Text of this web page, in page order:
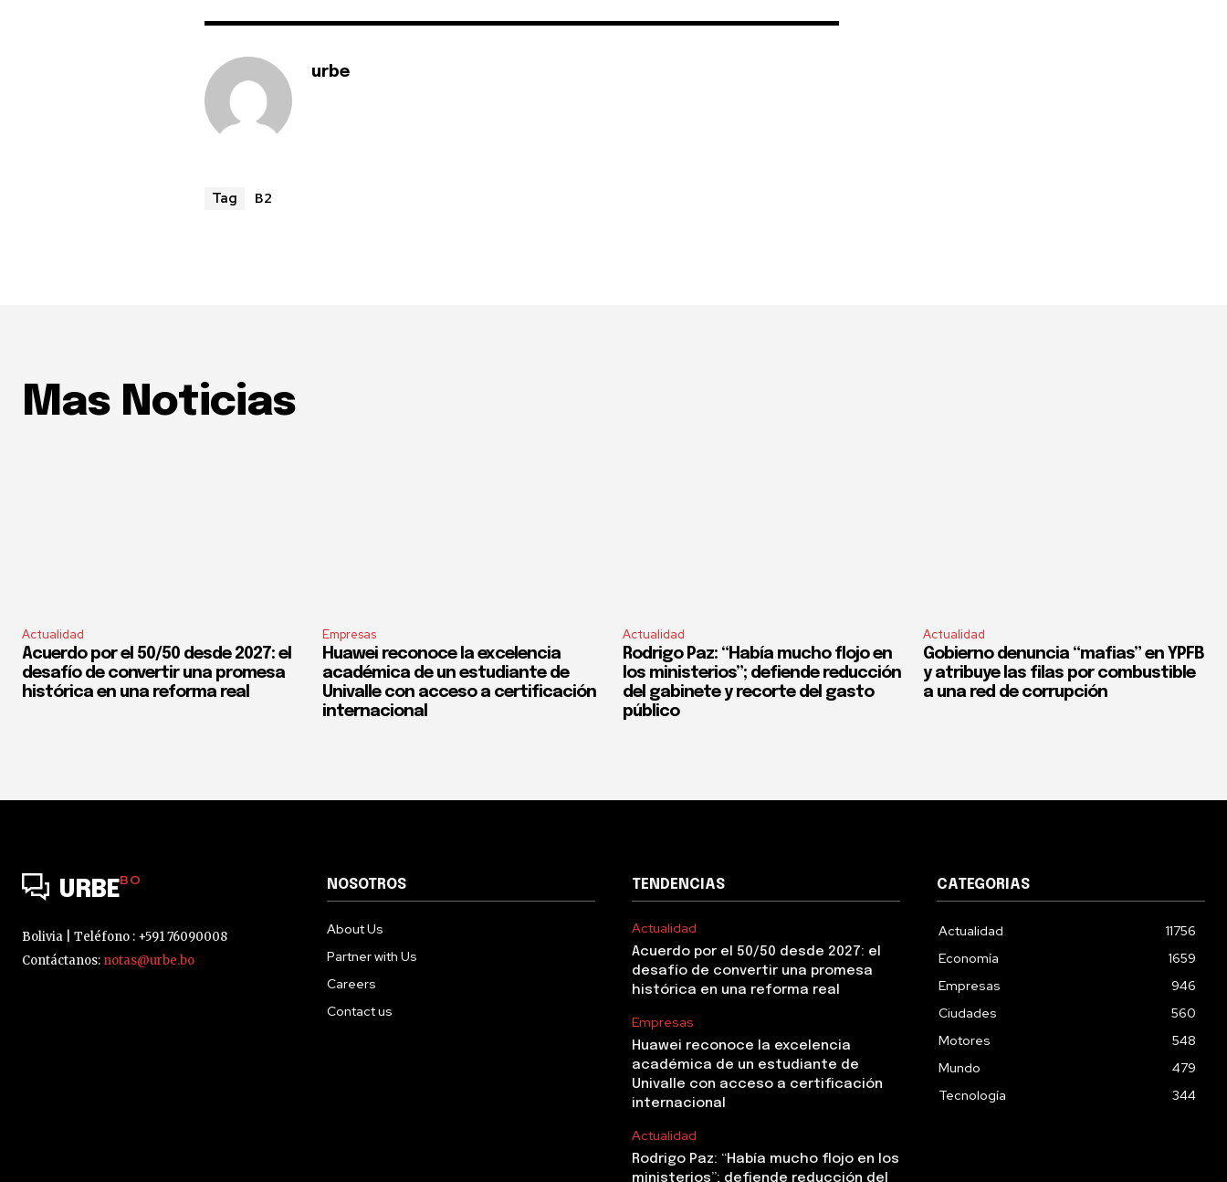
urbe
Tag B2
Mas Noticias
Actualidad
Acuerdo por el 50/50 desde 2027: el
desafío de convertir una promesa
histórica en una reforma real
Empresas
Huawei reconoce la excelencia
académica de un estudiante de
Univalle con acceso a certificación
internacional
Actualidad
Rodrigo Paz: “Había mucho flojo en
los ministerios”; defiende reducción
del gabinete y recorte del gasto
público
Actualidad
Gobierno denuncia “mafias” en YPFB
y atribuye las filas por combustible
a una red de corrupción
URBEBO
Bolivia | Teléfono : +591 76090008
Contáctanos: notas@urbe.bo
NOSOTROS
About Us
Partner with Us
Careers
Contact us
TENDENCIAS
Actualidad
Acuerdo por el 50/50 desde 2027: el
desafío de convertir una promesa
histórica en una reforma real
Empresas
Huawei reconoce la excelencia
académica de un estudiante de
Univalle con acceso a certificación
internacional
Actualidad
Rodrigo Paz: “Había mucho flojo en los
ministerios”; defiende reducción del
CATEGORIAS
Actualidad
11756
Economía
1659
Empresas
946
Ciudades
560
Motores
548
Mundo
479
Tecnología
344